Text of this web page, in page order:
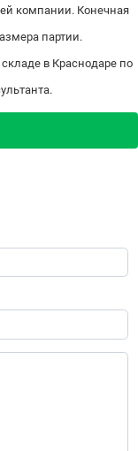
компании. Конечная
партии.
в Краснодаре по